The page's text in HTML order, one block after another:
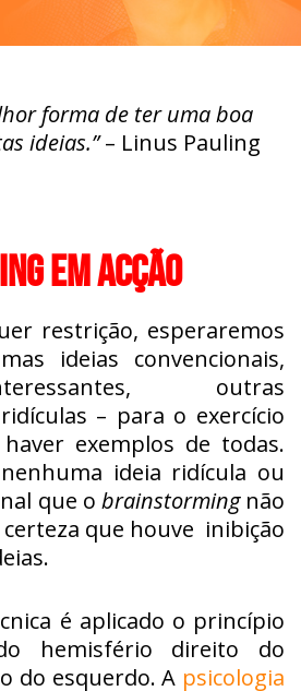
forma de ter uma boa
ideias.”– Linus Pauling
EM ACÇÃO
restrição, esperaremos
ideias convencionais,
outras
– para o exercício
exemplos de todas.
ideia ridícula ou
que o brainstormingnão
que houve inibição
é aplicado o princípio
hemisfério direito do
do esquerdo. A psicologia